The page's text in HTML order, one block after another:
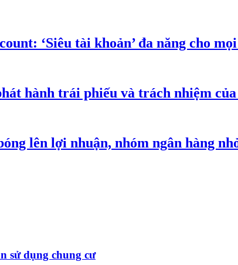
‘Siêu tài khoản’ đa năng cho
hành trái phiếu và trách nhiệm
lên lợi nhuận, nhóm ngân hàng
sử dụng chung cư